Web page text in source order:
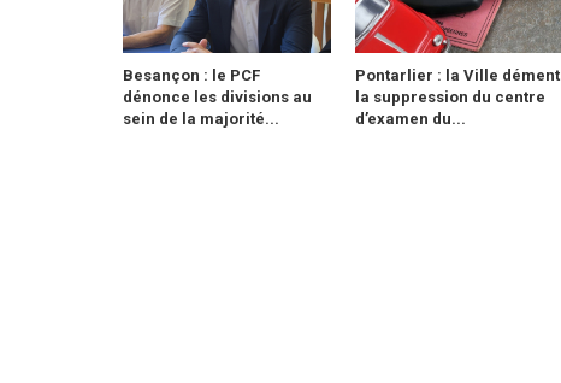
Besançon : le PCF
dénonce les divisions au
sein de la majorité...
Pontarlier : la Ville dément
la suppression du centre
d’examen du...